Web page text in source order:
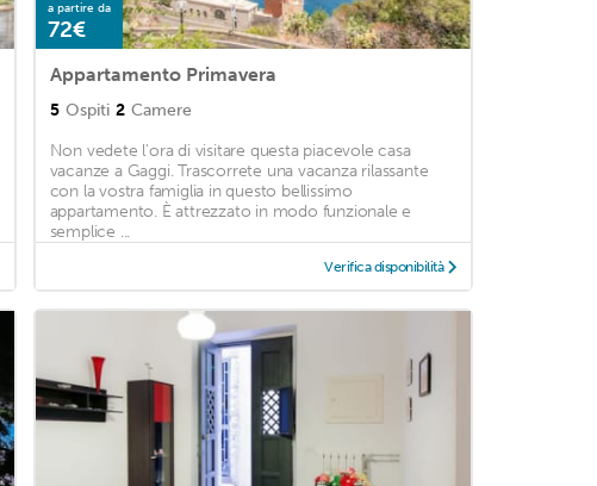
a partire da
72€
Appartamento Primavera
5 Ospiti 2 Camere
Non vedete l'ora di visitare questa piacevole casa
vacanze a Gaggi. Trascorrete una vacanza rilassante
con la vostra famiglia in questo bellissimo
appartamento. È attrezzato in modo funzionale e
semplice ...
Verifica disponibilità